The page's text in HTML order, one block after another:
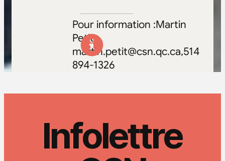
Pour information :Martin
Petit,
martin.petit@csn.qc.ca,514
894-1326
Infolettre